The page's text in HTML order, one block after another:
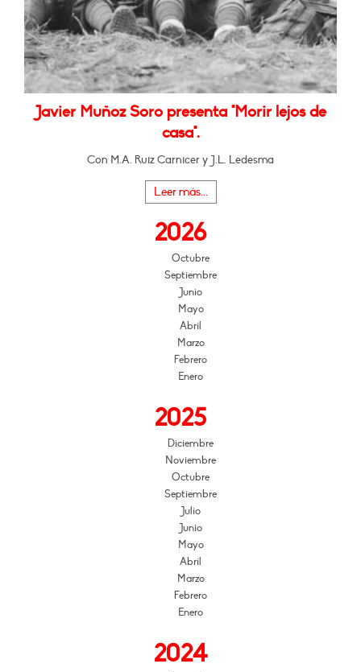
Javier Muñoz Soro presenta "Morir lejos de
casa".
Con M.A. Ruiz Carnicer y J.L. Ledesma
Leer más...
2026
Octubre
Septiembre
Junio
Mayo
Abril
Marzo
Febrero
Enero
2025
Diciembre
Noviembre
Octubre
Septiembre
Julio
Junio
Mayo
Abril
Marzo
Febrero
Enero
2024